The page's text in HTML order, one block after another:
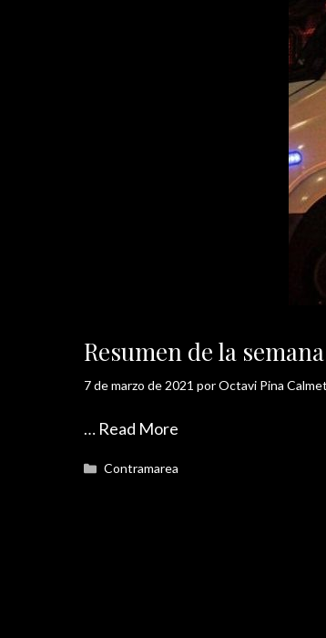
Resumen de la
7 de marzo de 2021 porOctavi Pina Calmet
… Read More
Categorías
Contramarea